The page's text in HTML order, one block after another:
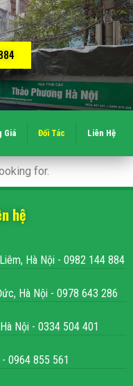
Giá Đối Tác Liên Hệ
for.
hệ
Hà Nội - 0982 144 884
Hà Nội - 0978 643 286
Nội - 0334 504 401
- 0964 855 561